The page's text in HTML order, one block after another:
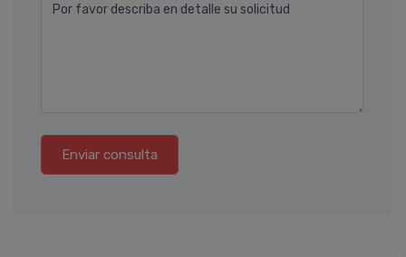
Por favor describa en detalle su solicitud
Enviar consulta